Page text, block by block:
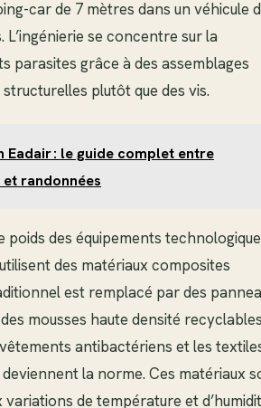
car de 7 mètres dans un véhicule
L’ingénierie se concentre sur la
parasites grâce à des assemblages
plutôt que des vis.
Eadair : le guide complet entre
randonnées
poids des équipements
des matériaux composites
est remplacé par des
mousses haute densité
antibactériens et les
la norme. Ces matériaux
variations de température et